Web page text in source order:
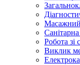
Масажний
Робота зі
Виклик